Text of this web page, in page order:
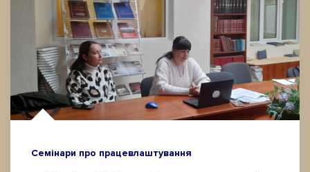
Семінари про працевлаштування